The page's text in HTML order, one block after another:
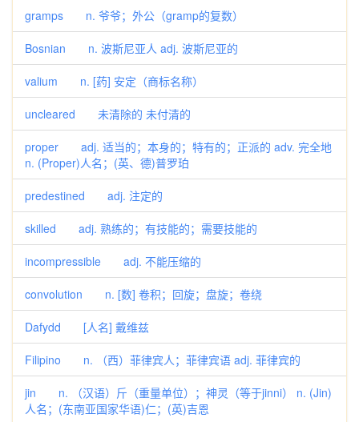
gramps n. 爷爷；外公（gramp的复数）
Bosnian n. 波斯尼亚人 adj. 波斯尼亚的
valium n. [药] 安定（商标名称）
uncleared 未清除的 未付清的
proper adj. 适当的；本身的；特有的；正派的 adv. 完全地
n. (Proper)人名；(英、德)普罗珀
predestined adj. 注定的
skilled adj. 熟练的；有技能的；需要技能的
incompressible adj. 不能压缩的
convolution n. [数] 卷积；回旋；盘旋；卷绕
Dafydd [人名] 戴维兹
Filipino n. （西）菲律宾人；菲律宾语 adj. 菲律宾的
jin n. （汉语）斤（重量单位）；神灵（等于jinni） n. (Jin)
人名；(东南亚国家华语)仁；(英)吉恩